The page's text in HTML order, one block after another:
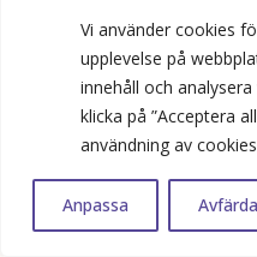
Vi använder cookies
upplevelse på
innehåll och
klicka på ”Acceptera
användning av
Anpassa